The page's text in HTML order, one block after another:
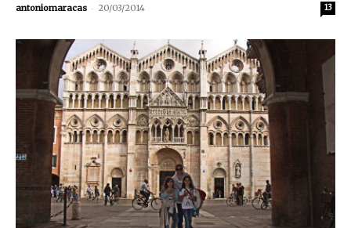
antoniomaracas - 20/03/2014 13